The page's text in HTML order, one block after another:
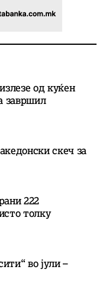
од куќен
завршил
скеч за
222
толку
во јули –